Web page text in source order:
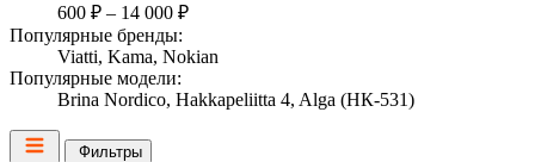
600 ₽ – 14 000 ₽
Популярные бренды:
Viatti, Kama, Nokian
Популярные модели:
Brina Nordico, Hakkapeliitta 4, Alga (НК-531)
Фильтры